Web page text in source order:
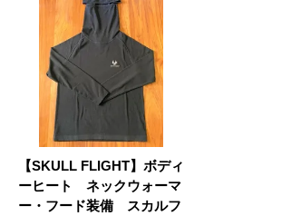
【SKULL FLIGHT】ボディ
ーヒート ネックウォーマ
ー・フード装備 スカルフ